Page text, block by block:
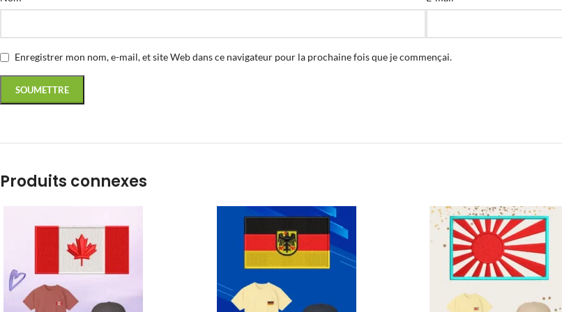
Enregistrer mon nom, e-mail, et site Web dans ce navigateur pour la prochaine fois que je commençai.
Produits connexes